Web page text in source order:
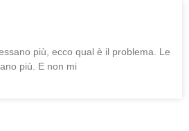
più, ecco qual è il problema. Le
più. E non mi